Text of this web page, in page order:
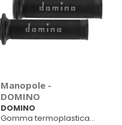
Manopole -
DOMINO
DOMINO
Gomma termoplastica